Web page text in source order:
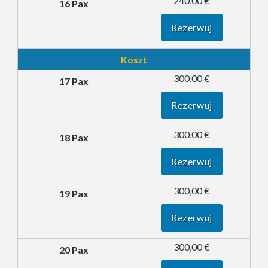
Rezerwuj
Koszt
300,00 €
Rezerwuj
300,00 €
Rezerwuj
300,00 €
Rezerwuj
300,00 €